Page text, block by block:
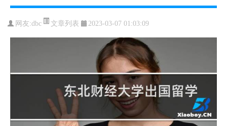
网友:dbc 文章列表 2023-03-07 01:03:09